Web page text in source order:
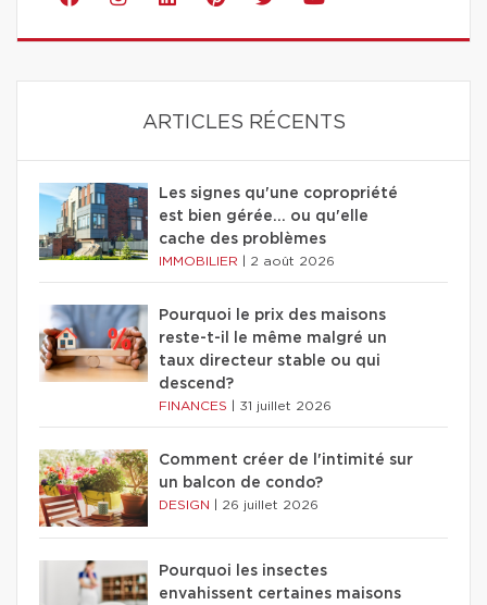
ARTICLES RÉCENTS
Les signes qu'une copropriété
est bien gérée… ou qu'elle
cache des problèmes
IMMOBILIER 2 août 2026
Pourquoi le prix des maisons
reste-t-il le même malgré un
taux directeur stable ou qui
descend?
FINANCES 31 juillet 2026
Comment créer de l'intimité sur
un balcon de condo?
DESIGN 26 juillet 2026
Pourquoi les insectes
envahissent certaines maisons